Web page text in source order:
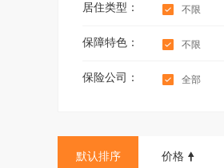
居住类型： 不限
保障特色： 不限
保险公司： 全部
默认排序 价格